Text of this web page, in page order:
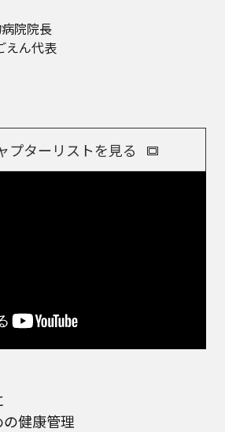
院院長
えん代表
プターリストを見る
健康管理